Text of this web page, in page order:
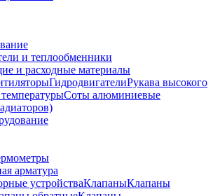
и теплообменники
и расходные материалы
ГидродвигателиРукава высокого
Соты алюминиевые
арматура
устройстваКлапаныКлапаны